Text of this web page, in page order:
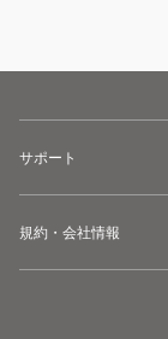
サポート
規約・会社情報